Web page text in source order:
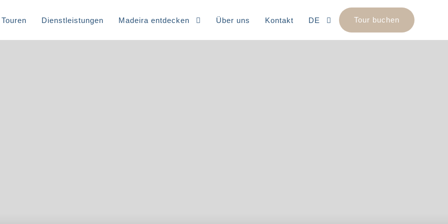
Touren Dienstleistungen Madeira entdecken Über uns Kontakt DE Tour buchen